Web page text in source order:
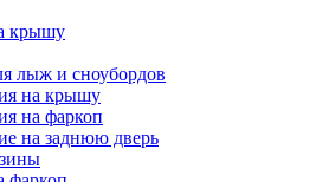
крышу
лыж и сноубордов
на крышу
на фаркоп
на заднюю дверь